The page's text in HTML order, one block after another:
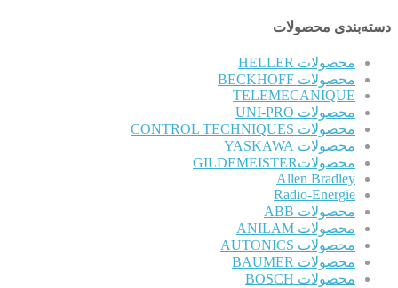
دسته‌بندی محصولات
محصولات HELLER
محصولات BECKHOFF
TELEMECANIQUE
محصولات UNI-PRO
محصولات CONTROL TECHNIQUES
محصولات YASKAWA
محصولاتGILDEMEISTER
Allen Bradley
Radio-Energie
محصولات ABB
محصولات ANILAM
محصولات AUTONICS
محصولات BAUMER
محصولات BOSCH